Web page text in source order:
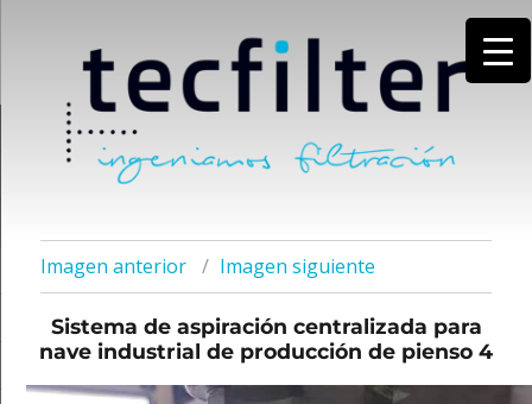
Imagen anterior Imagen siguiente
Sistema de aspiración centralizada para
nave industrial de producción de pienso 4